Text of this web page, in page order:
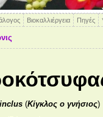
Βιοκαλλιέργεια Πηγές
(Κίγκλος o γνήσιος)